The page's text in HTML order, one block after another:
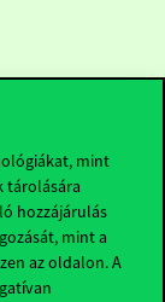
mint
tárolására
hozzájárulás
mint a
az oldalon. A